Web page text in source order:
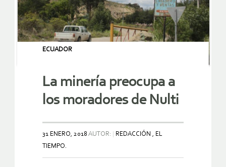
ECUADOR
La minería preocupa a
los moradores de Nulti
31 ENERO, 2018 AUTOR:
REDACCIÓN , EL
TIEMPO.